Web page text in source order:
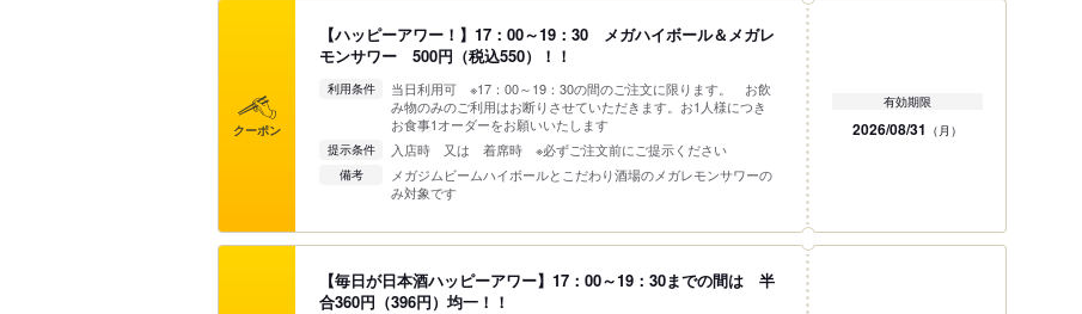
クーポン
【ハッピーアワー！】17：00～19：30 メガハイボール＆メガレ
モンサワー 500円（税込550）！！
利用条件
当日利用可 ※17：00～19：30の間のご注文に限ります。 お飲
み物のみのご利用はお断りさせていただきます。お1人様につき
お食事1オーダーをお願いいたします
提示条件 入店時 又は 着席時 ※必ずご注文前にご提示ください
備考
メガジムビームハイボールとこだわり酒場のメガレモンサワーの
み対象です
有効期限
2026/08/31 （月）
【毎日が日本酒ハッピーアワー】17：00～19：30までの間は 半
合360円（396円）均一！！